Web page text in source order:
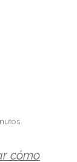
cómo